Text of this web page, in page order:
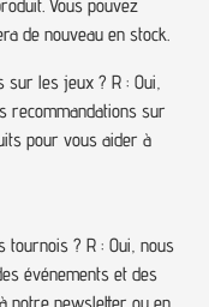
Vous pouvez
de nouveau en stock.
sur les jeux ? R : Oui,
recommandations sur
pour vous aider à
tournois ? R : Oui, nous
événements et des